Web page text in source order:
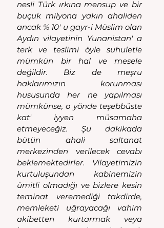
nesli Türk ırkına mensup ve bir
buçuk milyona yakın ahaliden
ancak % 10' u gayr-i Müslim olan
Aydın vilayetinin Yunanistan' a
terk ve teslimi öyle suhuletle
mümkün bir hal ve mesele
değildir. Biz de meşru
haklarımızın korunması
hususunda her ne yapılması
mümkünse, o yönde teşebbüste
kat' iyyen müsamaha
etmeyeceğiz. Şu dakikada
bütün ahali saltanat
merkezinden verilecek cevabı
beklemektedirler. Vilayetimizin
kurtuluşundan kabinemizin
ümitli olmadığı ve bizlere kesin
teminat veremediği takdirde,
memleketi uğrayacağı vahim
akibetten kurtarmak veya